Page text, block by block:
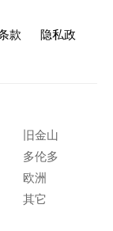
款
隐私政
旧金山
多伦多
欧洲
其它